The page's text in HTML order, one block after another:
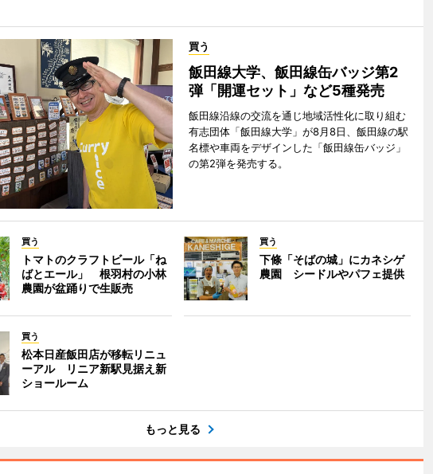
買う
飯田線大学、飯田線缶バッジ第2
弾「開運セット」など5種発売
飯田線沿線の交流を通じ地域活性化に取り組む
有志団体「飯田線大学」が8月8日、飯田線の駅
名標や車両をデザインした「飯田線缶バッジ」
の第2弾を発売する。
買う
トマトのクラフトビール「ね
ばとエール」 根羽村の小林
農園が盆踊りで生販売
買う
下條「そばの城」にカネシゲ
農園 シードルやパフェ提供
買う
松本日産飯田店が移転リニュ
ーアル リニア新駅見据え新
ショールーム
もっと見る